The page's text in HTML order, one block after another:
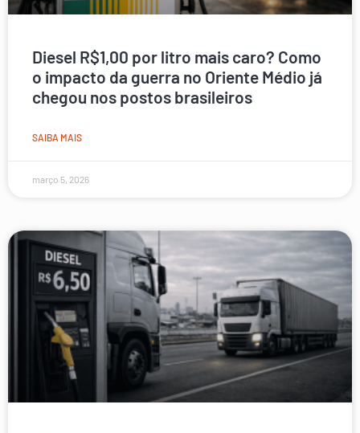
Diesel R$1,00 por litro mais caro? Como
o impacto da guerra no Oriente Médio já
chegou nos postos brasileiros
SAIBA MAIS
março 5, 2026